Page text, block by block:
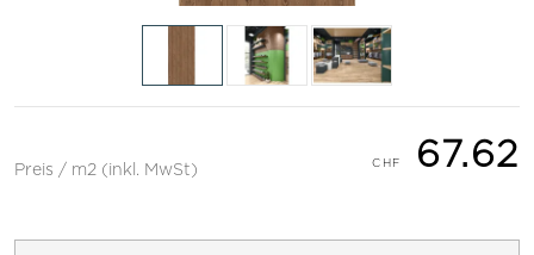
Preis / m2 (inkl. MwSt) 67.62